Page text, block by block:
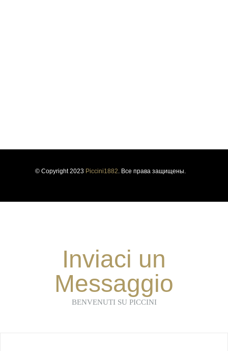
© Copyright 2023 Piccini1882. Все права защищены.
Inviaci un
Messaggio
BENVENUTI SU PICCINI